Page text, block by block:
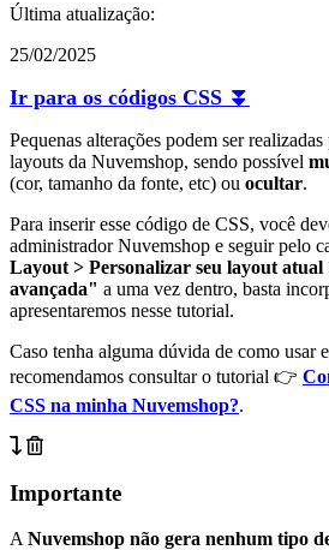
Última atualização:
25/02/2025
Ir para os códigos CSS ⏬
Pequenas alterações podem ser
layouts da Nuvemshop, sendo possível
(cor, tamanho da fonte, etc) ou ocultar.
Para inserir esse código de CSS, você
administrador Nuvemshop e seguir pelo
Layout > Personalizar seu layout atual
avançada" a uma vez dentro, basta
apresentaremos nesse tutorial.
Caso tenha alguma dúvida de como usar
recomendamos consultar o tutorial 👉
CSS na minha Nuvemshop?.
Importante
A Nuvemshop não gera nenhum tipo